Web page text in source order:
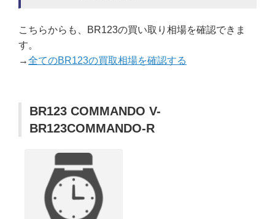
こちらからも、BR123の買い取り相場を確認できま
す。
→全てのBR123の買取相場を確認する
BR123 COMMANDO V-
BR123COMMANDO-R